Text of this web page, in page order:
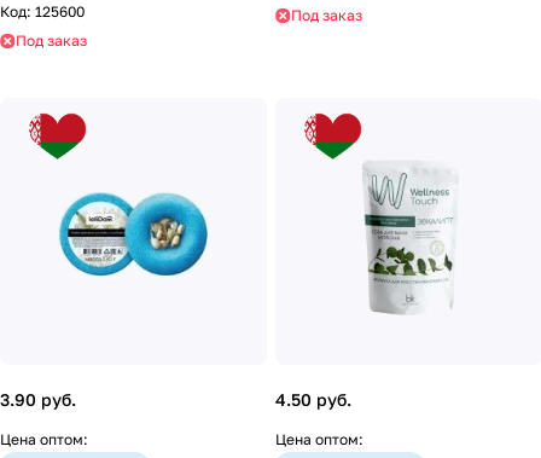
Код: 125600
Под заказ
Под заказ
3.90 руб.
Цена оптом:
4.50 руб.
Цена оптом: